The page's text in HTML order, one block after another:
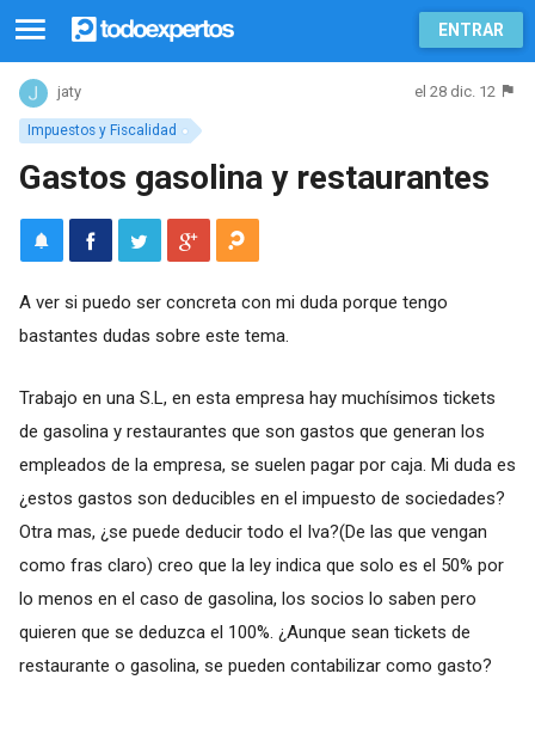
ENTRAR
Impuestos y Fiscalidad
jaty el 28 dic. 12
Gastos gasolina y restaurantes
A ver si puedo ser concreta con mi duda porque tengo
bastantes dudas sobre este tema.
Trabajo en una S.L, en esta empresa hay muchísimos tickets
de gasolina y restaurantes que son gastos que generan los
empleados de la empresa, se suelen pagar por caja. Mi duda es
¿estos gastos son deducibles en el impuesto de sociedades?
Otra mas, ¿se puede deducir todo el Iva?(De las que vengan
como fras claro) creo que la ley indica que solo es el 50% por
lo menos en el caso de gasolina, los socios lo saben pero
quieren que se deduzca el 100%. ¿Aunque sean tickets de
restaurante o gasolina, se pueden contabilizar como gasto?